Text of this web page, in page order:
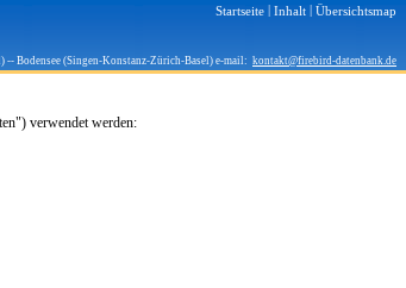
Startseite Inhalt Übersichtsmap
Bodensee (Singen-Konstanz-Zürich-Basel) e-mail: kontakt@firebird-datenbank.de
verwendet werden: